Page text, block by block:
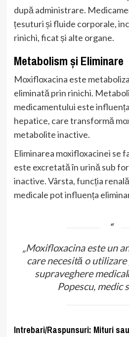
după administrare.
țesuturi și fluide corporale,
rinichi, ficat și alte organe.
Metabolism și Eliminare
Moxifloxacina este
eliminată prin rinichi.
medicamentului este
hepatice, care transformă
metabolite inactive.
Eliminarea moxifloxacinei se
este excretată în urină sub
inactive. Vârsta, funcția
medicale pot influența
„Moxifloxacina este un
care necesită o
supraveghere
Popescu, medic
Intrebari/Raspunsuri: Mituri